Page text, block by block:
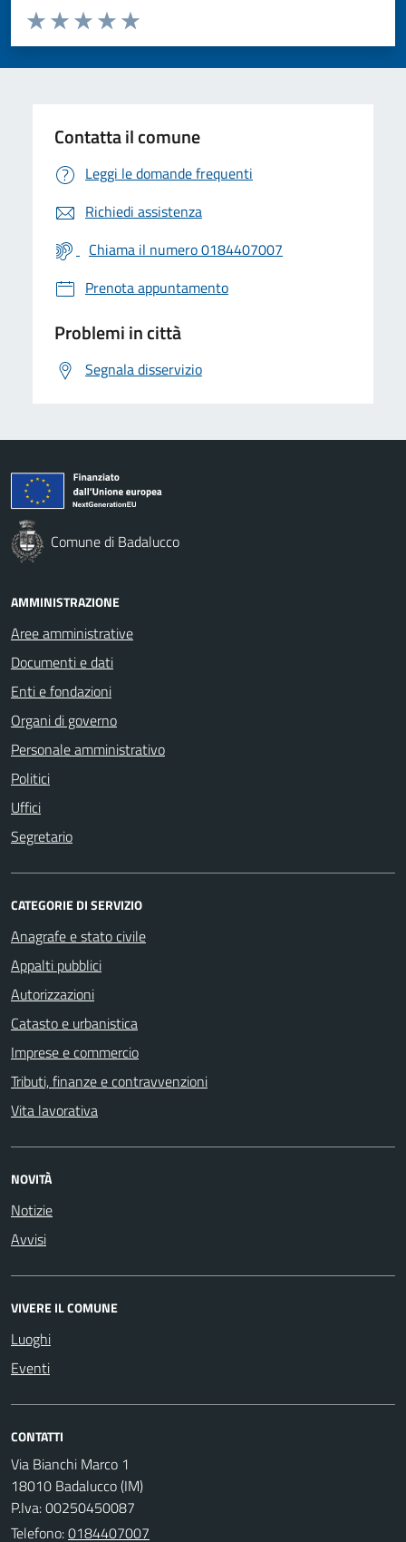
Valuta da 1 a 5 stelle la pagina
Valuta 5 stelle su 5
Valuta 4 stelle su 5
Valuta 3 stelle su 5
Valuta 2 stelle su 5
Valuta 1 stelle su 5
Contatta il comune
Leggi le domande frequenti
Richiedi assistenza
Chiama il numero 0184407007
Prenota appuntamento
Problemi in città
Segnala disservizio
Comune di Badalucco
AMMINISTRAZIONE
Aree amministrative
Documenti e dati
Enti e fondazioni
Organi di governo
Personale amministrativo
Politici
Uffici
Segretario
CATEGORIE DI SERVIZIO
Anagrafe e stato civile
Appalti pubblici
Autorizzazioni
Catasto e urbanistica
Imprese e commercio
Tributi, finanze e contravvenzioni
Vita lavorativa
NOVITÀ
Notizie
Avvisi
VIVERE IL COMUNE
Luoghi
Eventi
CONTATTI
Via Bianchi Marco 1
18010 Badalucco (IM)
P.Iva: 00250450087
Telefono:0184407007